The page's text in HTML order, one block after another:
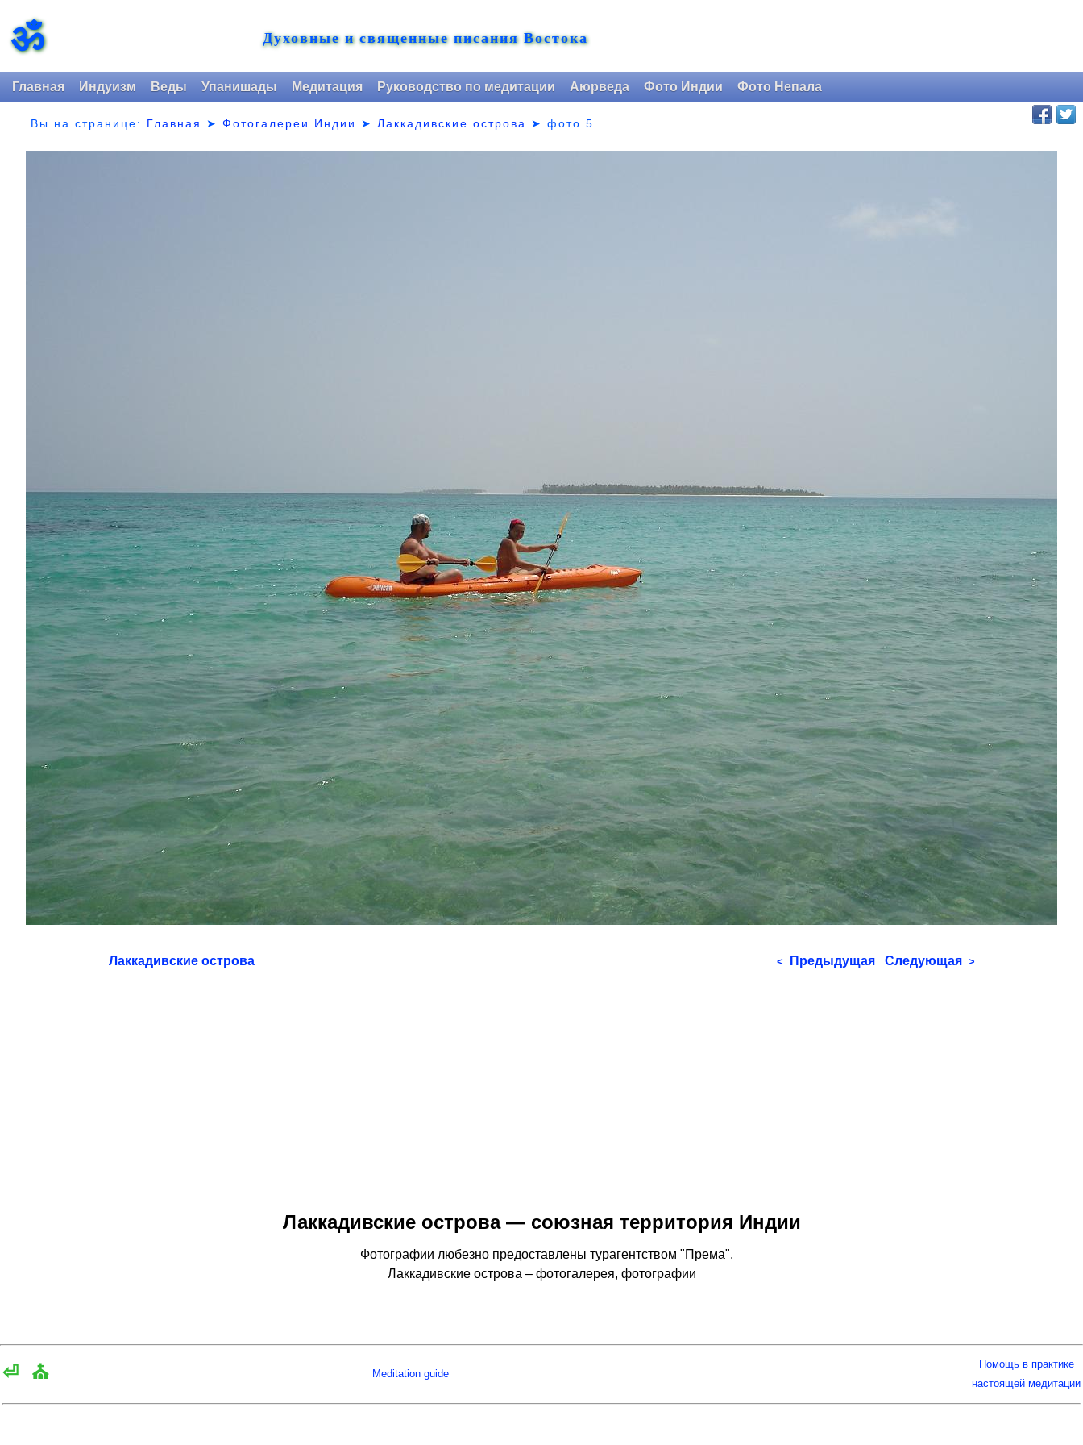
ॐ Духовные и священные писания Востока
Главная Индуизм Веды Упанишады Медитация Руководство по медитации Аюрведа Фото Индии Фото Непала
Вы на странице: Главная ➤Фотогалереи Индии ➤Лаккадивские острова ➤фото 5
Лаккадивские острова < Предыдущая Следующая >
Лаккадивские острова — союзная территория Индии
Фотографии любезно предоставлены турагентством "Према".
Лаккадивские острова – фотогалерея, фотографии
⏎ ⛪ Meditation guide
Помощь в практике
настоящей медитации